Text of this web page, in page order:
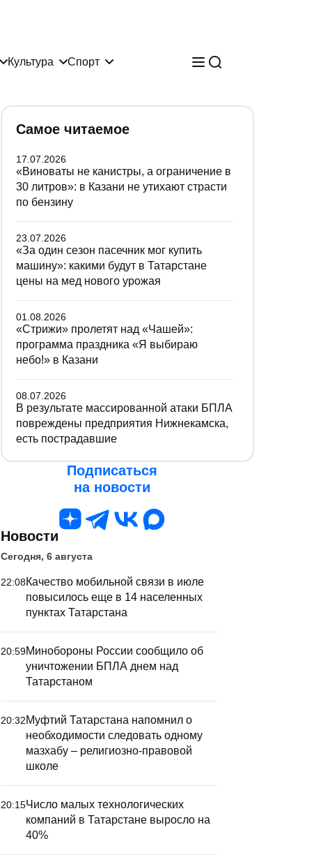
Культура Спорт
Самое читаемое
17.07.2026
«Виноваты не канистры, а ограничение в
30 литров»: в Казани не утихают страсти
по бензину
23.07.2026
«За один сезон пасечник мог купить
машину»: какими будут в Татарстане
цены на мед нового урожая
01.08.2026
«Стрижи» пролетят над «Чашей»:
программа праздника «Я выбираю
небо!» в Казани
08.07.2026
В результате массированной атаки БПЛА
повреждены предприятия Нижнекамска,
есть пострадавшие
Подписаться
на новости
Новости
Сегодня, 6 августа
22:08Качество мобильной связи в июле
повысилось еще в 14 населенных
пунктах Татарстана
20:59Минобороны России сообщило об
уничтожении БПЛА днем над
Татарстаном
20:32Муфтий Татарстана напомнил о
необходимости следовать одному
мазхабу – религиозно-правовой
школе
20:15Число малых технологических
компаний в Татарстане выросло на
40%